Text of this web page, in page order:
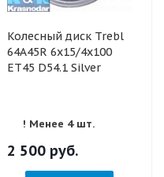
Колесный диск Trebl
64А45R 6x15/4x100
ET45 D54.1 Silver
! Менее 4 шт.
2 500 руб.